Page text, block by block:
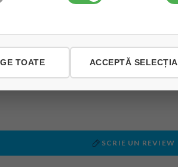
SCRIE UN REVIEW
TOATE ACCEPTĂ SELECȚIA